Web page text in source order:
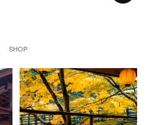
SHOP